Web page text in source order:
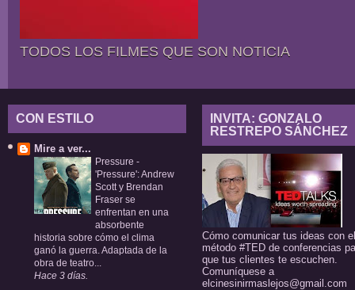
TODOS LOS FILMES QUE SON NOTICIA
CON ESTILO
Mire a ver...
Pressure -
'Pressure': Andrew
Scott y Brendan
Fraser se
enfrentan en una
absorbente
historia sobre cómo el clima
ganó la guerra. Adaptada de la
obra de teatro...
Hace 3 días.
INVITA: GONZALO
RESTREPO SÁNCHEZ
Cómo comunicar tus ideas con el
método #TED de conferencias
que tus clientes te escuchen.
Comuníquese a
elcinesinirmaslejos@gmail.com